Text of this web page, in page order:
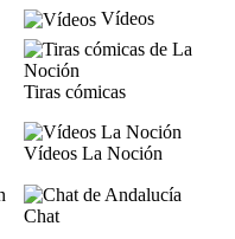
Vídeos
Tiras cómicas
Vídeos La Noción
Chat